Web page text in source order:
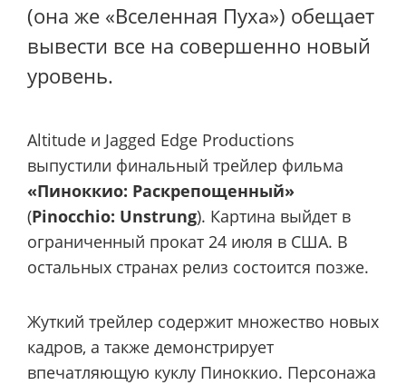
(она же «Вселенная Пуха») обещает
вывести все на совершенно новый
уровень.
Altitude и Jagged Edge Productions
выпустили финальный трейлер фильма
«Пиноккио: Раскрепощенный»
(Pinocchio: Unstrung). Картина выйдет в
ограниченный прокат 24 июля в США. В
остальных странах релиз состоится позже.
Жуткий трейлер содержит множество новых
кадров, а также демонстрирует
впечатляющую куклу Пиноккио. Персонажа